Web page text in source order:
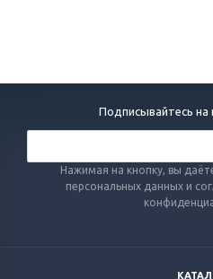
Подписывайтесь на
Нажимая на кнопку, вы
персональных данных и